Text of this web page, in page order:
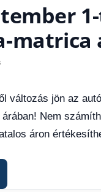
matrica
Gazdaság,
Hírek,
Hírek
változás jön az
Nem
áron